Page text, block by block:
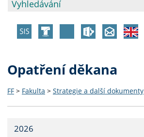
Opatření děkana
FF > Fakulta > Strategie a další dokumenty
2026